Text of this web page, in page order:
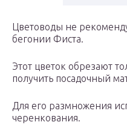
Цветоводы не
бегонии Фиста.
Этот цветок обрезают
получить посадочный
Для его размножения
черенкования.